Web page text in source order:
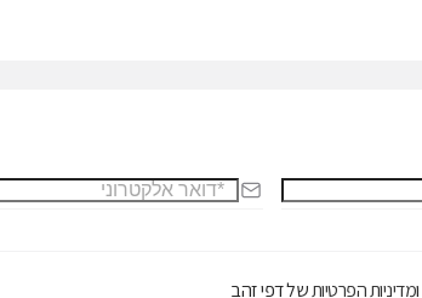
ומדיניות הפרטיותשל דפי זהב